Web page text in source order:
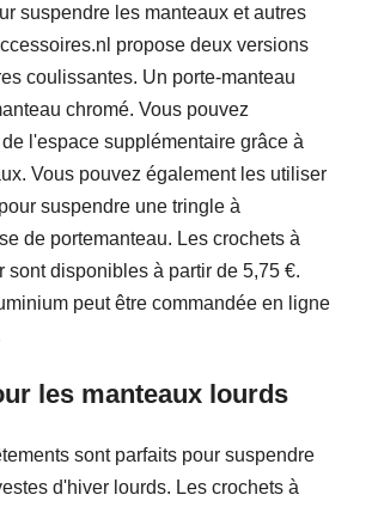
suspendre les manteaux et autres
propose deux versions
coulissantes. Un porte-manteau
chromé. Vous pouvez
l'espace supplémentaire grâce à
Vous pouvez également les utiliser
suspendre une tringle à
de portemanteau. Les crochets à
sont disponibles à partir de 5,75 €.
peut être commandée en ligne
les manteaux lourds
sont parfaits pour suspendre
d'hiver lourds. Les crochets à